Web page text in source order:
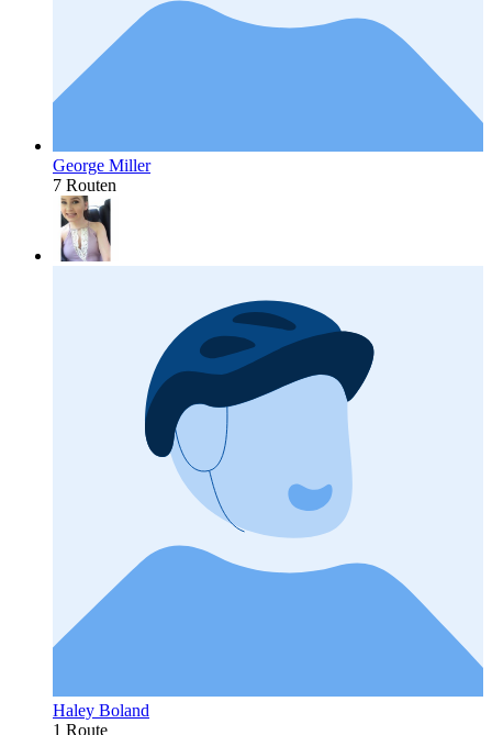
George Miller
7 Routen
Haley Boland
1 Route